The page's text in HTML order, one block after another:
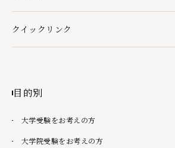
クイックリンク
クイックリンクの下層ページ一覧を開く
目的別
大学受験をお考えの方
大学院受験をお考えの方